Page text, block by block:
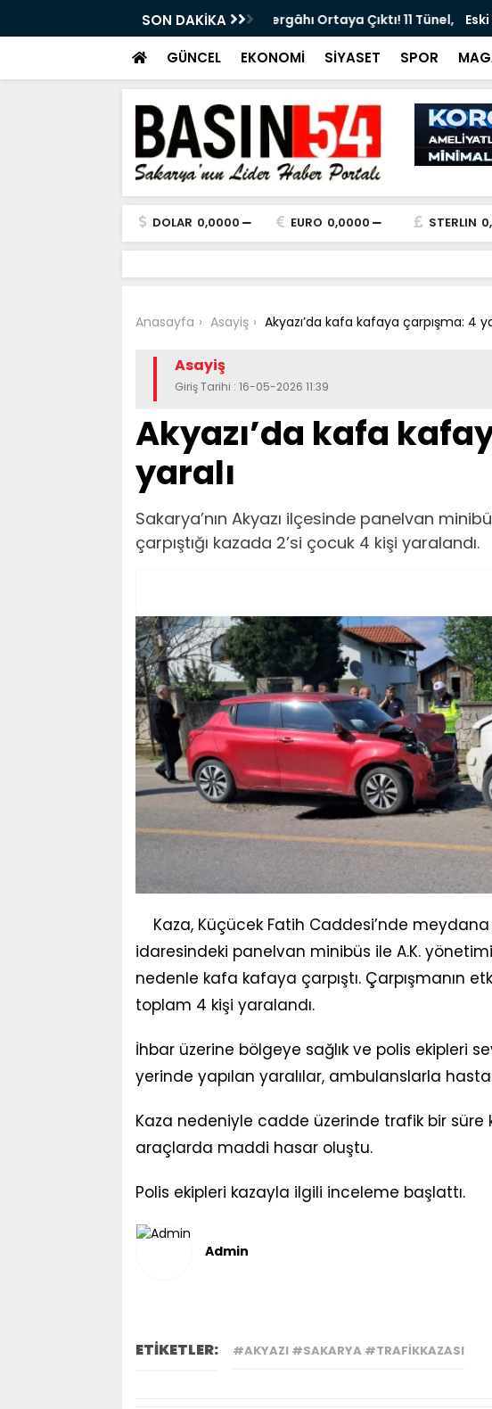
SON DAKİKA
Güzergâhı Ortaya Çıktı! 11 Tünel, Eski Sakaryasporlu İsim, Real
GÜNCEL EKONOMİ SİYASET SPOR
DOLAR 0,0000 EURO 0,0000 STERLIN
Anasayfa Asayiş Akyazı’da kafa kafaya çarpışma: 4
Asayiş
Giriş Tarihi : 16-05-2026 11:39
Akyazı’da kafa
yaralı
Sakarya’nın Akyazı ilçesinde panelvan
çarpıştığı kazada 2’si çocuk 4 kişi yaralandı.
Kaza, Küçücek Fatih Caddesi’nde
idaresindeki panelvan minibüs ile A.K.
nedenle kafa kafaya çarpıştı. Çarpışmanın
toplam 4 kişi yaralandı.
İhbar üzerine bölgeye sağlık ve polis ekipleri
yerinde yapılan yaralılar, ambulanslarla
Kaza nedeniyle cadde üzerinde trafik bir süre
araçlarda maddi hasar oluştu.
Polis ekipleri kazayla ilgili inceleme başlattı.
Admin
ETİKETLER: #AKYAZI #SAKARYA #TRAFIKKAZASI